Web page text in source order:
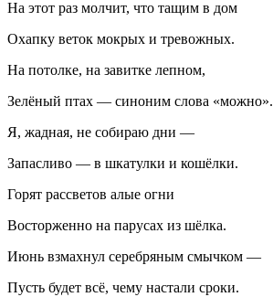
На этот раз молчит, что тащим в дом
Охапку веток мокрых и тревожных.
На потолке, на завитке лепном,
Зелёный птах — синоним слова «можно».
Я, жадная, не собираю дни —
Запасливо — в шкатулки и кошёлки.
Горят рассветов алые огни
Восторженно на парусах из шёлка.
Июнь взмахнул серебряным смычком —
Пусть будет всё, чему настали сроки.